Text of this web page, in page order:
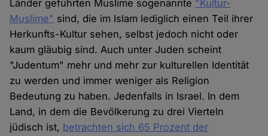
Länder geführten Muslime sogenannte "Kultur-
Muslime" sind, die im Islam lediglich einen Teil ihrer
Herkunfts-Kultur sehen, selbst jedoch nicht oder
kaum gläubig sind. Auch unter Juden scheint
"Judentum" mehr und mehr zur kulturellen Identität
zu werden und immer weniger als Religion
Bedeutung zu haben. Jedenfalls in Israel. In dem
Land, in dem die Bevölkerung zu drei Vierteln
jüdisch ist, betrachten sich 65 Prozent der